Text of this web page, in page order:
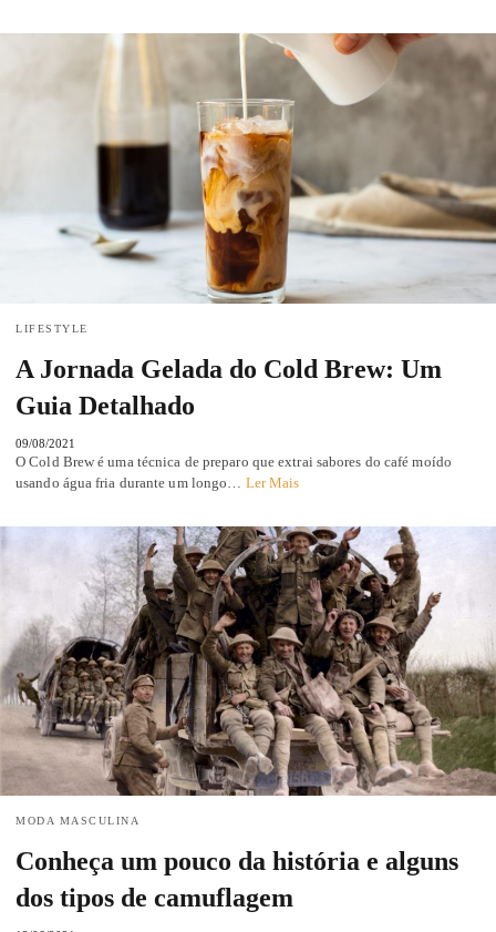
LIFESTYLE
A Jornada Gelada do Cold Brew: Um
Guia Detalhado
09/08/2021
O Cold Brew é uma técnica de preparo que extrai sabores do café moído
usando água fria durante um longo… Ler Mais
MODA MASCULINA
Conheça um pouco da história e alguns
dos tipos de camuflagem